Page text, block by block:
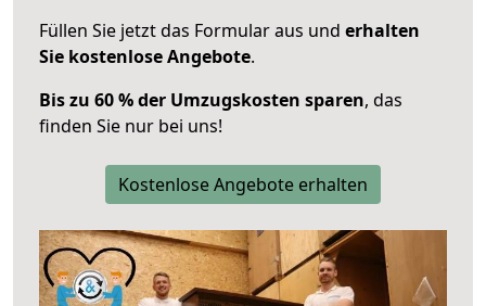
Füllen Sie jetzt das Formular aus und erhalten
Sie kostenlose Angebote.
Bis zu 60 % der Umzugskosten sparen, das
finden Sie nur bei uns!
Kostenlose Angebote erhalten